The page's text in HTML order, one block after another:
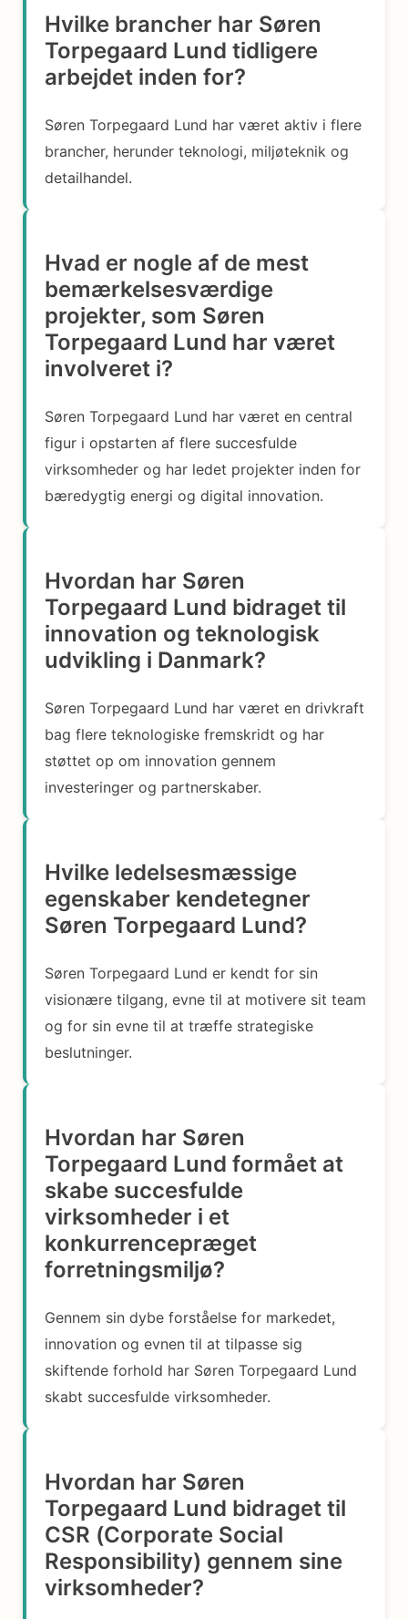
Hvilke brancher har Søren
Torpegaard Lund tidligere
arbejdet inden for?
Søren Torpegaard Lund har været aktiv i flere
brancher, herunder teknologi, miljøteknik og
detailhandel.
Hvad er nogle af de mest
bemærkelsesværdige
projekter, som Søren
Torpegaard Lund har været
involveret i?
Søren Torpegaard Lund har været en central
figur i opstarten af flere succesfulde
virksomheder og har ledet projekter inden for
bæredygtig energi og digital innovation.
Hvordan har Søren
Torpegaard Lund bidraget til
innovation og teknologisk
udvikling i Danmark?
Søren Torpegaard Lund har været en drivkraft
bag flere teknologiske fremskridt og har
støttet op om innovation gennem
investeringer og partnerskaber.
Hvilke ledelsesmæssige
egenskaber kendetegner
Søren Torpegaard Lund?
Søren Torpegaard Lund er kendt for sin
visionære tilgang, evne til at motivere sit team
og for sin evne til at træffe strategiske
beslutninger.
Hvordan har Søren
Torpegaard Lund formået at
skabe succesfulde
virksomheder i et
konkurrencepræget
forretningsmiljø?
Gennem sin dybe forståelse for markedet,
innovation og evnen til at tilpasse sig
skiftende forhold har Søren Torpegaard Lund
skabt succesfulde virksomheder.
Hvordan har Søren
Torpegaard Lund bidraget til
CSR (Corporate Social
Responsibility) gennem sine
virksomheder?